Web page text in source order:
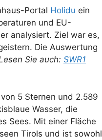
Portal Holidu ein
und EU-
analysiert. Ziel war es,
Die Auswertung
Sie auch: SWR1
5 Sternen und 2.589
Wasser, die
Sees. Mit einer Fläche
Tirols und ist sowohl